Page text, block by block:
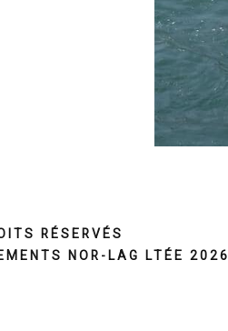
RÉSERVÉS
NOR-LAG LTÉE 2026